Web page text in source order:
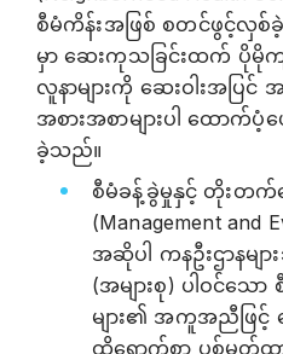
စီမံကိန်းအဖြစ် စတင်ဖွင့်လှစ်
မှာ ဆေးကုသခြင်းထက် ပို
လူနာများကို ဆေးဝါးအပြင်
အစားအစာများပါ ထော
ခဲ့သည်။
စီမံခန့်ခွဲမှုနှင့် တိုးတက်
(Management and
အဆိုပါ ကနဦးဌာနမ
(အများစု) ပါဝင်သ
များ၏ အကူအညီဖြင့်
ထိရောက်စွာ ပစ်မှတ်